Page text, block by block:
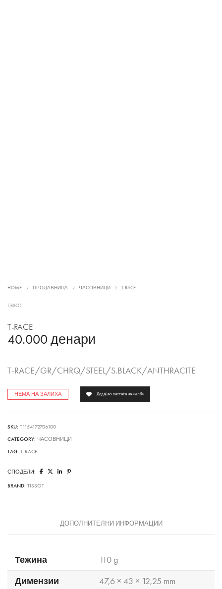
HOME ПРОДАВНИЦА ЧАСОВНИЦИ T-RACE
TISSOT
T-RACE
40.000 денари
T-RACE/GR/CHRQ/STEEL/S.BLACK/ANTHRACITE
НЕМА НА ЗАЛИХА Додај во листата на желби
SKU: T1154172706100
CATEGORY: ЧАСОВНИЦИ
TAG: T-RACE
СПОДЕЛИ:
BRAND: TISSOT
ДОПОЛНИТЕЛНИ ИНФОРМАЦИИ
Тежина
110 g
Димензии
47,6 × 43 × 12,25 mm